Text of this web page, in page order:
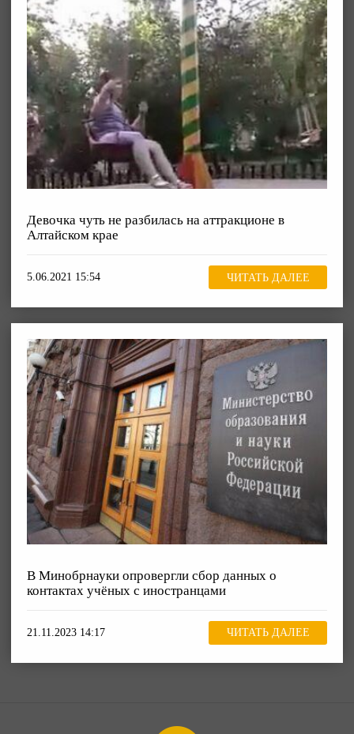
Девочка чуть не разбилась на аттракционе в
Алтайском крае
5.06.2021 15:54 ЧИТАТЬ ДАЛЕЕ
В Минобрнауки опровергли сбор данных о
контактах учёных с иностранцами
21.11.2023 14:17 ЧИТАТЬ ДАЛЕЕ